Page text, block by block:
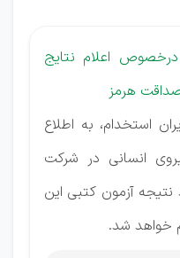
اطلاعیه درخصوص اعلام نتایج
هرمز
استخدام، به اطلاع
انسانی در شرکت
آزمون کتبی این
خواهد شد.